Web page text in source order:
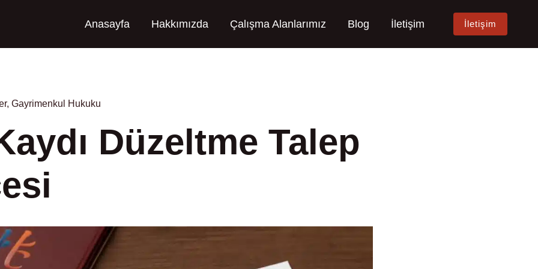
Anasayfa Hakkımızda Çalışma Alanlarımız Blog İletişim İletişim
, Gayrimenkul Hukuku
Düzeltme Talep